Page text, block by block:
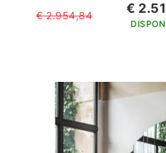
€ 2.954,84 €